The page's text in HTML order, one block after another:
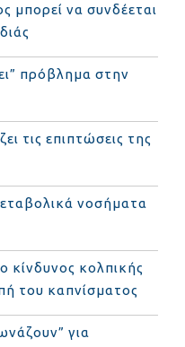
μπορεί να συνδέεται
πρόβλημα στην
τις επιπτώσεις της
νοσήματα
κίνδυνος κολπικής
του καπνίσματος
για